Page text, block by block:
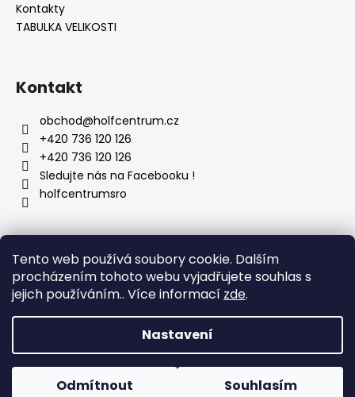
Tento web používá soubory cookie. Dalším
procházením tohoto webu vyjadřujete souhlas s
jejich používáním.. Více informací zde.
Nastavení
Odmítnout Souhlasím
Kontakty
TABULKA VELIKOSTI
Kontakt
obchod@holfcentrum.cz
+420 736 120 126
+420 736 120 126
Sledujte nás na Facebooku !
holfcentrumsro
Copyright 2026HFwork . Všechna práva vyhrazena.